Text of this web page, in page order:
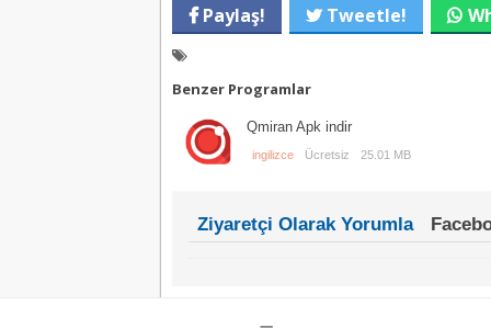
Paylaş! Tweetle!
Benzer Programlar
Qmiran Apk indir
ingilizce Ücretsiz 25.01 MB
Ziyaretçi Olarak Yorumla